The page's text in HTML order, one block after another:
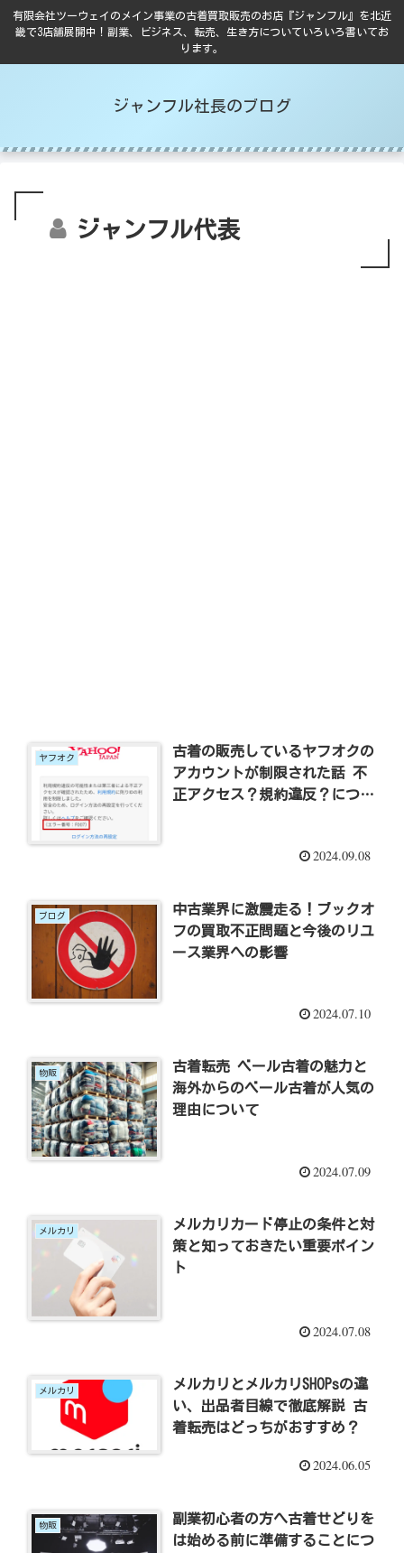
有限会社ツーウェイのメイン事業の古着買取販売のお店『ジャンフル』を北近
畿で3店舗展開中！副業、ビジネス、転売、生き方についていろいろ書いてお
ります。
ジャンフル社長のブログ
ジャンフル代表
ヤフオク
古着の販売しているヤフオクの
アカウントが制限された話 不
正アクセス？規約違反？につい
2024.09.08
ブログ
中古業界に激震走る！ブックオ
フの買取不正問題と今後のリユ
ース業界への影響
2024.07.10
物販
古着転売 ベール古着の魅力と
海外からのベール古着が人気の
理由について
2024.07.09
メルカリ
メルカリカード停止の条件と対
策と知っておきたい重要ポイン
ト
2024.07.08
メルカリ
メルカリとメルカリSHOPsの違
い、出品者目線で徹底解説 古
着転売はどっちがおすすめ？
2024.06.05
物販
副業初心者の方へ古着せどりを
は始める前に準備することにつ